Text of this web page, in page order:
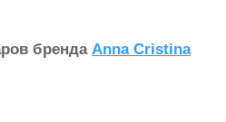
бренда Anna Cristina